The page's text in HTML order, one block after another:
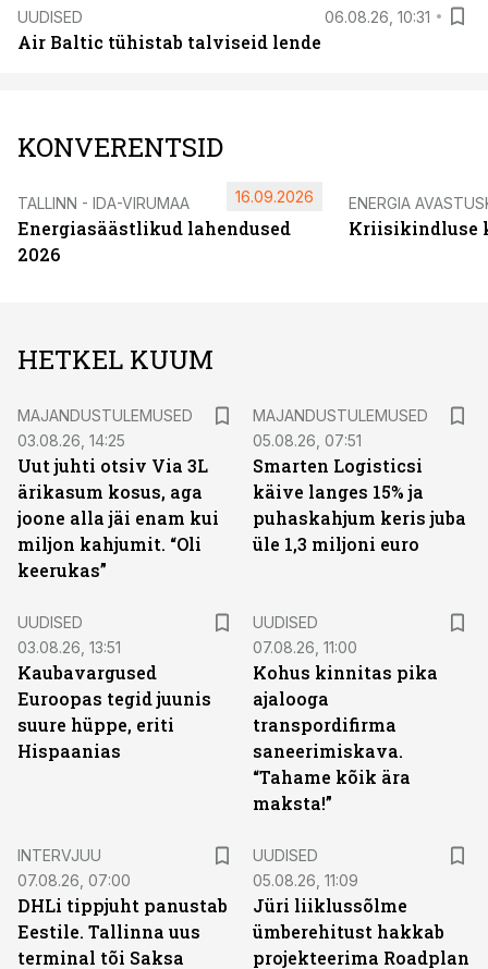
UUDISED 06.08.26, 10:31
Air Baltic tühistab talviseid lende
KONVERENTSID
TALLINN - IDA-VIRUMAA
Energiasäästlikud lahendused
2026
16.09.2026 ENERGIA
Kriisikindluse
HETKEL KUUM
MAJANDUSTULEMUSED
03.08.26, 14:25
Uut juhti otsiv Via 3L
ärikasum kosus, aga
joone alla jäi enam kui
miljon kahjumit. “Oli
keerukas”
MAJANDUSTULEMUSED
05.08.26, 07:51
Smarten Logisticsi
käive langes 15% ja
puhaskahjum keris juba
üle 1,3 miljoni euro
UUDISED
03.08.26, 13:51
Kaubavargused
Euroopas tegid juunis
suure hüppe, eriti
Hispaanias
UUDISED
07.08.26, 11:00
Kohus kinnitas pika
ajalooga
transpordifirma
saneerimiskava.
“Tahame kõik ära
maksta!”
INTERVJUU
07.08.26, 07:00
DHLi tippjuht panustab
Eestile. Tallinna uus
terminal tõi Saksa
UUDISED
05.08.26, 11:09
Jüri liiklussõlme
ümberehitust hakkab
projekteerima Roadplan